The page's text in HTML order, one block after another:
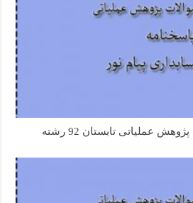
دانلود رایگان نمونه سوال پژوهش عملیاتی تابستان 92 رشته